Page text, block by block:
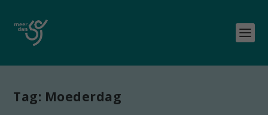
Tag: Moederdag